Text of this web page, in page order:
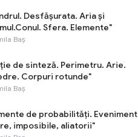
Desfășurata. Aria și
Sfera. Elemente"
Baș
de sinteză. Perimetru. Arie.
Corpuri rotunde"
Baș
de probabilități.
imposibile, aliatorii"